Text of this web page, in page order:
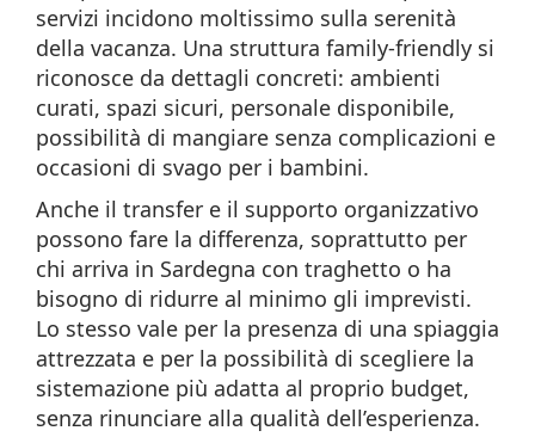
servizi incidono moltissimo sulla serenità
della vacanza. Una struttura family-friendly si
riconosce da dettagli concreti: ambienti
curati, spazi sicuri, personale disponibile,
possibilità di mangiare senza complicazioni e
occasioni di svago per i bambini.
Anche il transfer e il supporto organizzativo
possono fare la differenza, soprattutto per
chi arriva in Sardegna con traghetto o ha
bisogno di ridurre al minimo gli imprevisti.
Lo stesso vale per la presenza di una spiaggia
attrezzata e per la possibilità di scegliere la
sistemazione più adatta al proprio budget,
senza rinunciare alla qualità dell’esperienza.